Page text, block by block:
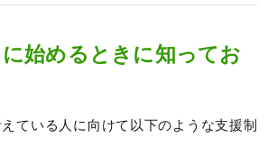
始めるときに知ってお
ている人に向けて以下のような支援制